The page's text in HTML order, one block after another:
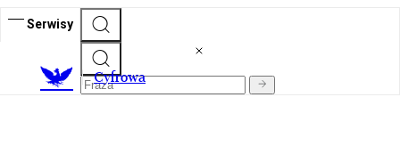
Serwisy
Cyfrowa